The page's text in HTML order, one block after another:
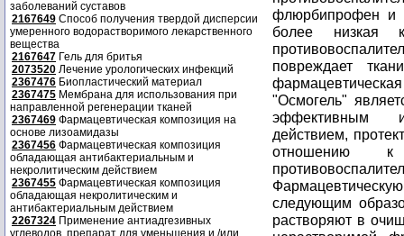
заболеваний суставов
2167649 Способ получения твердой дисперсии
умеренного водорастворимого лекарственного
вещества
2167647 Гель для бритья
2073520 Лечение урологических инфекций
2367476 Биопластический материал
2367475 Мембрана для использования при
направленной регенерации тканей
2367469 Фармацевтическая композиция на
основе лизоамидазы
2367456 Фармацевтическая композиция
обладающая антибактериальным и
некролитическим действием
2367455 Фармацевтическая композиция
обладающая некролитическим и
антибактериальным действием
2267324 Применение антиадгезивных
углеводов, препарат для уменьшения и /или
флюрбипрофен и
более низкая
повреждает
"Осмогель"
эффективным
действием,
отношению
следующим
растворяют в